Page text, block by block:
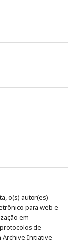
o(s) autor(es)
para web e
em
de
Archive Initiative